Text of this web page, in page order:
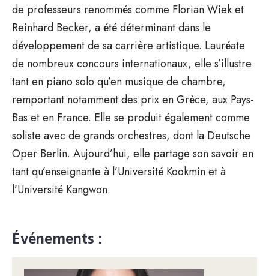
de professeurs renommés comme Florian Wiek et
Reinhard Becker, a été déterminant dans le
développement de sa carrière artistique. Lauréate
de nombreux concours internationaux, elle s’illustre
tant en piano solo qu’en musique de chambre,
remportant notamment des prix en Grèce, aux Pays-
Bas et en France. Elle se produit également comme
soliste avec de grands orchestres, dont la Deutsche
Oper Berlin. Aujourd’hui, elle partage son savoir en
tant qu’enseignante à l’Université Kookmin et à
l’Université Kangwon.
Événements :